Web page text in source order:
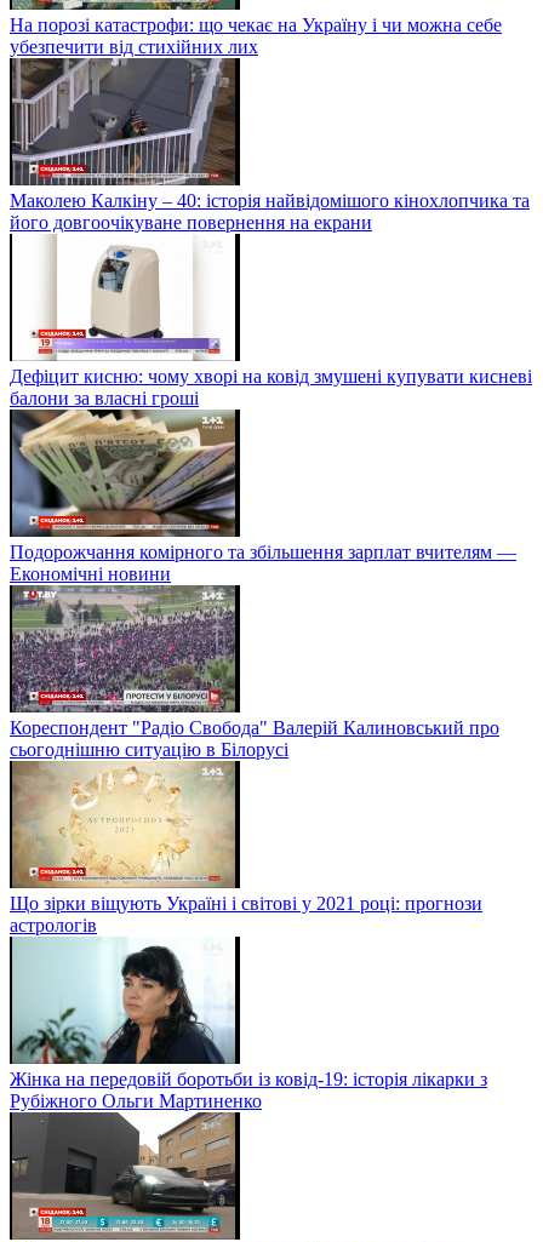
На порозі катастрофи: що чекає на Україну і чи можна себе
убезпечити від стихійних лих
Маколею Калкіну – 40: історія найвідомішого кінохлопчика та
його довгоочікуване повернення на екрани
Дефіцит кисню: чому хворі на ковід змушені купувати кисневі
балони за власні гроші
Подорожчання комірного та збільшення зарплат вчителям —
Економічні новини
Кореспондент "Радіо Свобода" Валерій Калиновський про
сьогоднішню ситуацію в Білорусі
Що зірки віщують Україні і світові у 2021 році: прогнози
астрологів
Жінка на передовій боротьби із ковід-19: історія лікарки з
Рубіжного Ольги Мартиненко